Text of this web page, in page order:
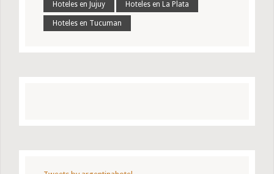
Hoteles en Jujuy Hoteles en La Plata
Hoteles en Tucuman